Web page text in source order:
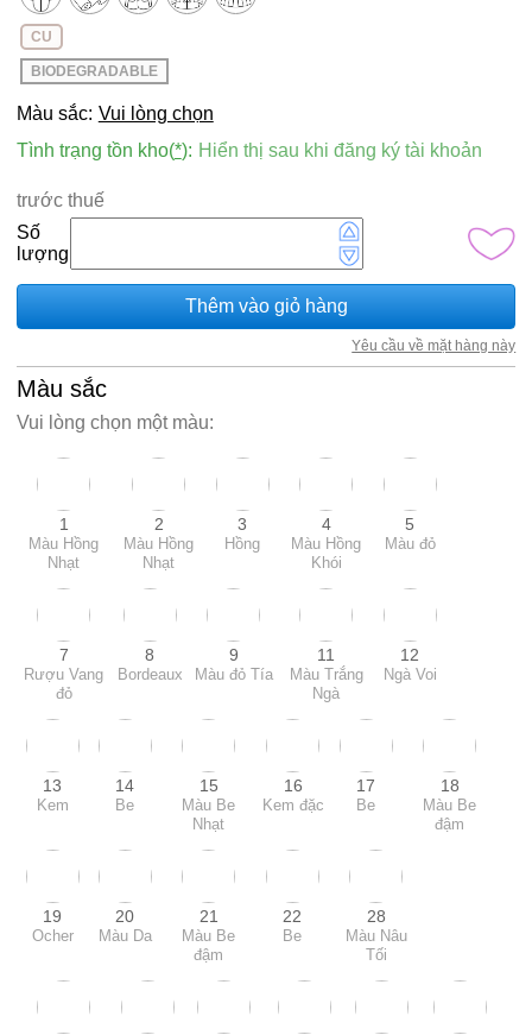
CU
BIODEGRADABLE
Màu sắc: Vui lòng chọn
Tình trạng tồn kho(*): Hiển thị sau khi đăng ký tài khoản
trước thuế
Số
lượng
Thêm vào giỏ hàng
Yêu cầu về mặt hàng này
Màu sắc
Vui lòng chọn một màu:
1
Màu Hồng
Nhạt
2
Màu Hồng
Nhạt
3
Hồng
4
Màu Hồng
Khói
5
Màu đỏ
7
Rượu Vang
đỏ
8
Bordeaux
9
Màu đỏ Tía
11
Màu Trắng
Ngà
12
Ngà Voi
13
Kem
14
Be
15
Màu Be
Nhạt
16
Kem đặc
17
Be
18
Màu Be
đậm
19
Ocher
20
Màu Da
21
Màu Be
đậm
22
Be
28
Màu Nâu
Tối